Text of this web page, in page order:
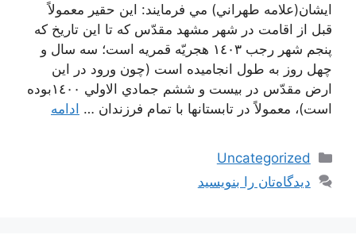
ايشان(علامه طهراني) مي فرمايند: اين حقير معمولاً
قبل از اقامت در شهر مشهد مقدّس كه تا اين تاريخ كه
پنجم شهر رجب ١٤٠٣ هجريّه قمريه است؛ سه سال و
چهل روز به طول انجاميده است (چون ورود در اين
ارض مقدّس در بيست و ششم جمادي الاولي ١٤٠٠بوده
است)، معمولاً در تابستانها با تمام فرزندان … ادامه
دسته‌ها
Uncategorized
دیدگاه‌تان را بنویسید